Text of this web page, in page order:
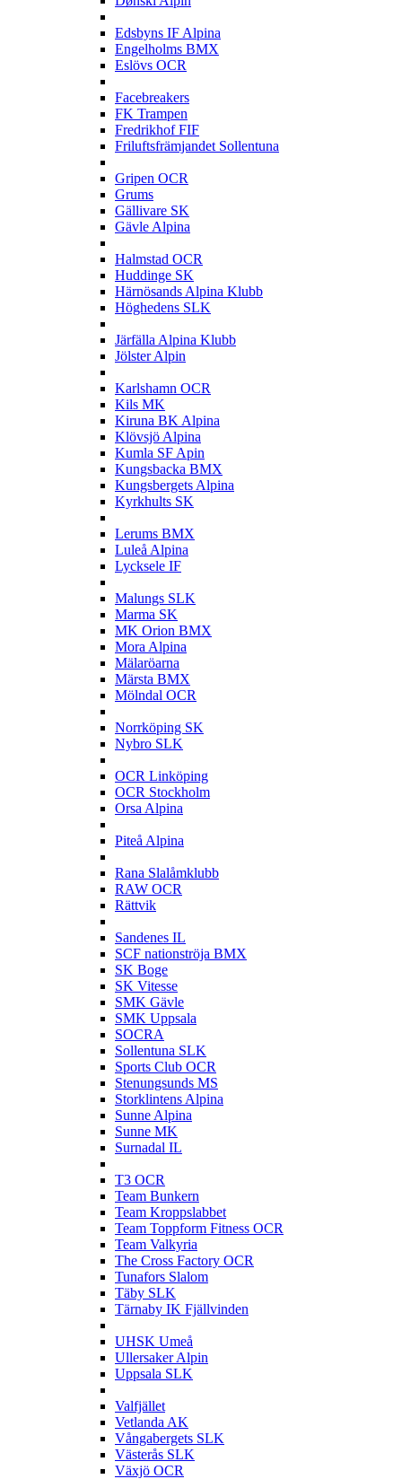
Edsbyns IF Alpina
Engelholms BMX
Eslövs OCR
Facebreakers
FK Trampen
Fredrikhof FIF
Friluftsfrämjandet Sollentuna
Gripen OCR
Grums
Gällivare SK
Gävle Alpina
Halmstad OCR
Huddinge SK
Härnösands Alpina Klubb
Höghedens SLK
Järfälla Alpina Klubb
Jölster Alpin
Karlshamn OCR
Kils MK
Kiruna BK Alpina
Klövsjö Alpina
Kumla SF Apin
Kungsbacka BMX
Kungsbergets Alpina
Kyrkhults SK
Lerums BMX
Luleå Alpina
Lycksele IF
Malungs SLK
Marma SK
MK Orion BMX
Mora Alpina
Mälaröarna
Märsta BMX
Mölndal OCR
Norrköping SK
Nybro SLK
OCR Linköping
OCR Stockholm
Orsa Alpina
Piteå Alpina
Rana Slalåmklubb
RAW OCR
Rättvik
Sandenes IL
SCF nationströja BMX
SK Boge
SK Vitesse
SMK Gävle
SMK Uppsala
SOCRA
Sollentuna SLK
Sports Club OCR
Stenungsunds MS
Storklintens Alpina
Sunne Alpina
Sunne MK
Surnadal IL
T3 OCR
Team Bunkern
Team Kroppslabbet
Team Toppform Fitness OCR
Team Valkyria
The Cross Factory OCR
Tunafors Slalom
Täby SLK
Tärnaby IK Fjällvinden
UHSK Umeå
Ullersaker Alpin
Uppsala SLK
Valfjället
Vetlanda AK
Vångabergets SLK
Västerås SLK
Växjö OCR